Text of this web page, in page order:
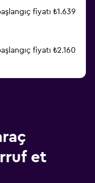
fiyatı ₺1.639
fiyatı ₺2.160
fiyatı ₺1.322
et